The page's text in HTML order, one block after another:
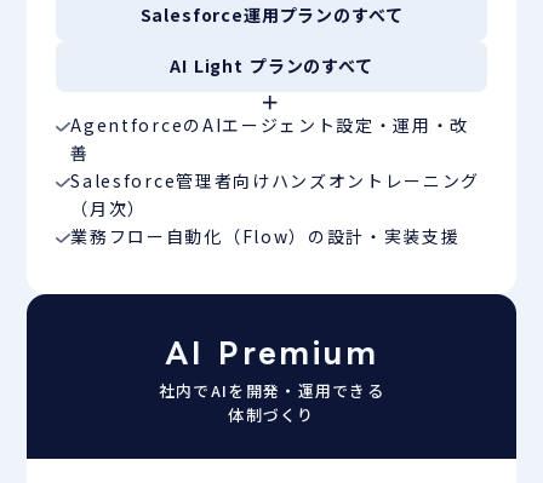
Salesforce運用プランのすべて
AI Light プランのすべて
＋
AgentforceのAIエージェント設定・運用・改
善
Salesforce管理者向けハンズオントレーニング
（月次）
業務フロー自動化（Flow）の設計・実装支援
AI Premium
社内でAIを開発・運用できる
体制づくり